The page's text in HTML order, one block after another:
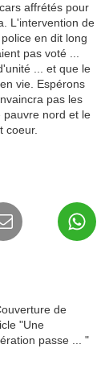
affrétés pour
L'intervention de
en dit long
pas voté ...
... et que le
vie. Espérons
pas les
pauvre nord et le
coeur.